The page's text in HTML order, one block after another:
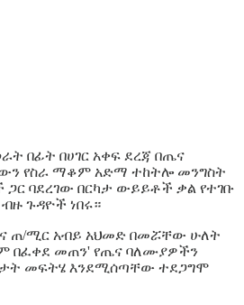
በፊት በሀገር አቀፍ ደረጃ በጤና
የስራ ማቆም አድማ ተከትሎ መንግስት
ጋር ባደረገው በርካታ ውይይቶች ቃል የተገቡ
ጉዳዮች ነበሩ።
ጠ/ሚር አብይ አህመድ በመሯቸው ሁለት
በፈቀደ መጠን' የጤና ባለሙያዎችን
መፍትሄ እንደሚሰጣቸው ተደጋግሞ